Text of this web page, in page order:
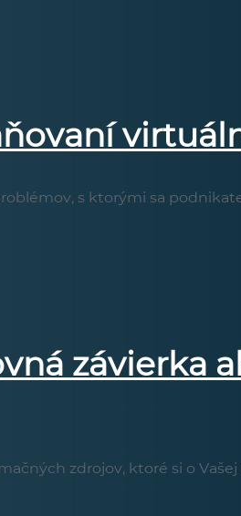
s ktorými sa
závierka
zdrojov, ktoré si o